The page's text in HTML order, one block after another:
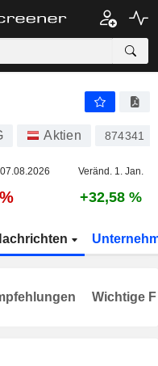
Aktien 874341
Veränd. 1. Jan.
+32,58 %
Wichtige